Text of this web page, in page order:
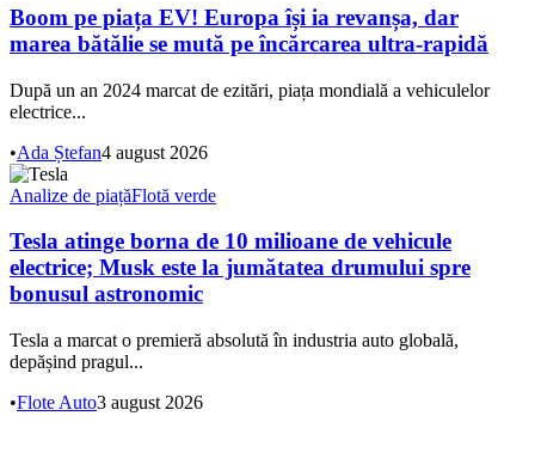
Boom pe piața EV! Europa își ia revanșa, dar
marea bătălie se mută pe încărcarea ultra-rapidă
După un an 2024 marcat de ezitări, piața mondială a vehiculelor
electrice...
•Ada Ștefan4 august 2026
Analize de piațăFlotă verde
Tesla atinge borna de 10 milioane de vehicule
electrice; Musk este la jumătatea drumului spre
bonusul astronomic
Tesla a marcat o premieră absolută în industria auto globală,
depășind pragul...
•Flote Auto3 august 2026